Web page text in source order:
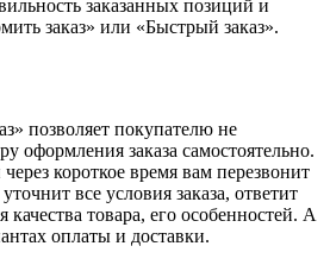
заказанных позиций и
заказ» или «Быстрый заказ».
позволяет покупателю не
оформления заказа самостоятельно.
короткое время вам перезвонит
все условия заказа, ответит
товара, его особенностей. А
оплаты и доставки.